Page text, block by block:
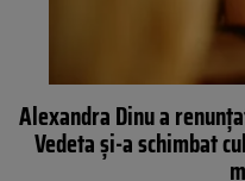
Alexandra Dinu a
Vedeta şi-a schimbat